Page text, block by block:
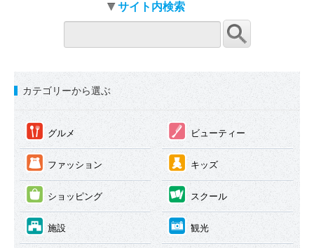
サイト内検索
カテゴリーから選ぶ
① グルメ ② ビューティー
③ ファッション ④ キッズ
⑤ ショッピング ⑥ スクール
⑦ 施設 ⑧ 観光